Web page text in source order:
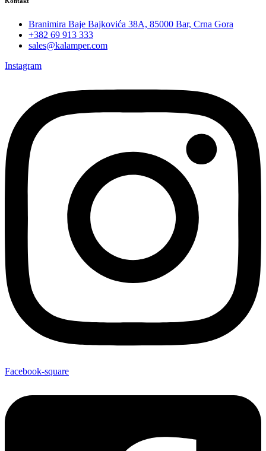
Branimira Baje Bajkovića 38A, 85000 Bar, Crna Gora
+382 69 913 333
sales@kalamper.com
Instagram
Facebook-square